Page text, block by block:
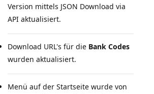
Version mittels JSON Download via
API aktualisiert.
Download URL's für die Bank Codes
wurden aktualisiert.
Menü auf der Startseite wurde von